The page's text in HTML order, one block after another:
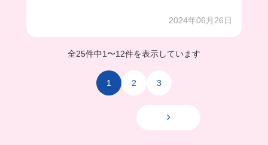
2024年06月26日
全25件中1〜12件を表示しています
1 2 3